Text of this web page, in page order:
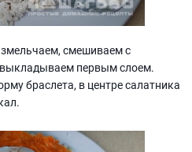
смешиваем с
первым слоем.
браслета, в центре салатника